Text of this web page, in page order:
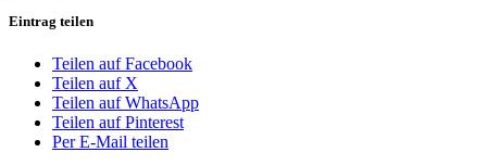
Eintrag teilen
Teilen auf Facebook
Teilen auf X
Teilen auf WhatsApp
Teilen auf Pinterest
Per E-Mail teilen